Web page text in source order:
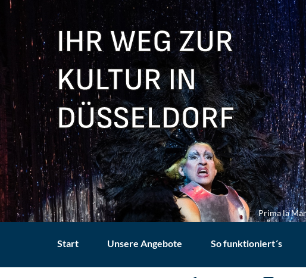
Prima la
Start Unsere Angebote So funktioniert´s